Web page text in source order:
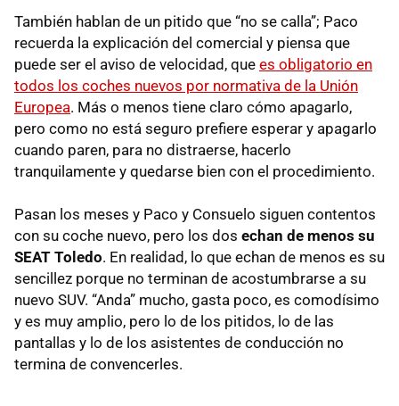
También hablan de un pitido que “no se calla”; Paco
recuerda la explicación del comercial y piensa que
puede ser el aviso de velocidad, que es obligatorio en
todos los coches nuevos por normativa de la Unión
Europea. Más o menos tiene claro cómo apagarlo,
pero como no está seguro prefiere esperar y apagarlo
cuando paren, para no distraerse, hacerlo
tranquilamente y quedarse bien con el procedimiento.
Pasan los meses y Paco y Consuelo siguen contentos
con su coche nuevo, pero los dos echan de menos su
SEAT Toledo. En realidad, lo que echan de menos es su
sencillez porque no terminan de acostumbrarse a su
nuevo SUV. “Anda” mucho, gasta poco, es comodísimo
y es muy amplio, pero lo de los pitidos, lo de las
pantallas y lo de los asistentes de conducción no
termina de convencerles.